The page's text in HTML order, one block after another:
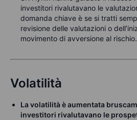
investitori rivalutavano le
domanda chiave è se si tratti
revisione delle valutazioni o
movimento di avversione al rischio.
Volatilità
La volatilità è aumentata
investitori rivalutavano le